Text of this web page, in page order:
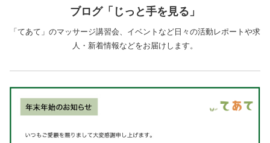
ブログ「じっと手を見る」
「てあて」のマッサージ講習会、イベントなど日々の活動レポートや求
人・新着情報などをお届けします。